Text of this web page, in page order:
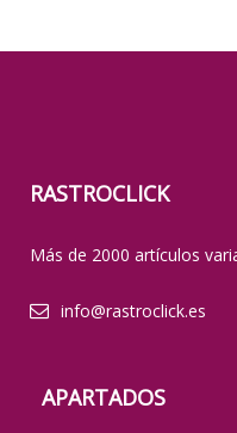
RASTROCLICK
Más de 2000 artículos
info@rastroclick.es
APARTADOS